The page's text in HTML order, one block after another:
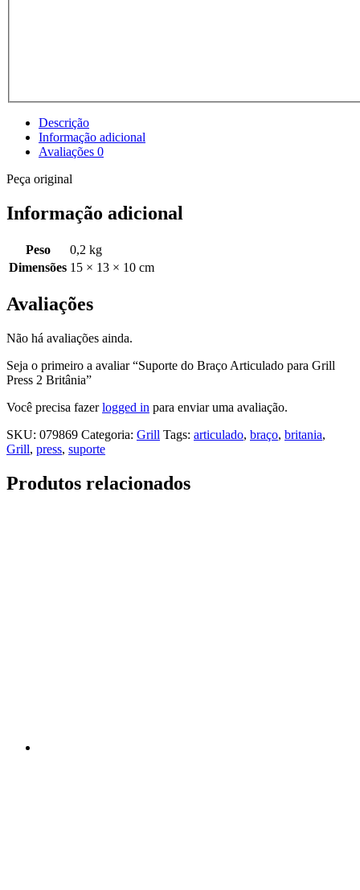
Descrição
Informação adicional
Avaliações 0
Peça original
Informação adicional
Peso
0,2 kg
Dimensões 15 × 13 × 10 cm
Avaliações
Não há avaliações ainda.
Seja o primeiro a avaliar “Suporte do Braço Articulado para Grill
Press 2 Britânia”
Você precisa fazerlogged in para enviar uma avaliação.
SKU: 079869 Categoria: Grill Tags: articulado, braço, britania,
Grill, press, suporte
Produtos relacionados